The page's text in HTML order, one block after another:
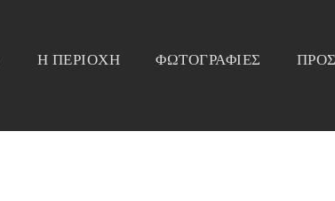
Η ΠΕΡΙΟΧΗ ΦΩΤΟΓΡΑΦΙΕΣ